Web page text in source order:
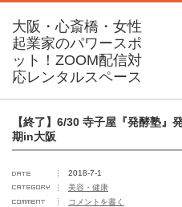
【終了】6/30 寺子屋『発酵塾』
期in大阪
2018-7-1
美容・健康
コメントを書く